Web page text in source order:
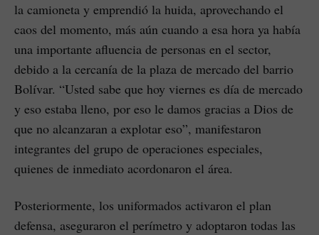
la camioneta y emprendió la huida, aprovechando el
caos del momento, más aún cuando a esa hora ya había
una importante afluencia de personas en el sector,
debido a la cercanía de la plaza de mercado del barrio
Bolívar. “Usted sabe que hoy viernes es día de mercado
y eso estaba lleno, por eso le damos gracias a Dios de
que no alcanzaran a explotar eso”, manifestaron
integrantes del grupo de operaciones especiales,
quienes de inmediato acordonaron el área.
Posteriormente, los uniformados activaron el plan
defensa, aseguraron el perímetro y adoptaron todas las